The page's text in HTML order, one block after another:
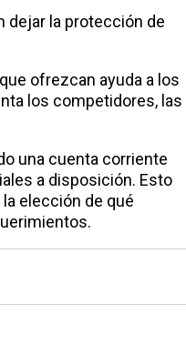
dejar la protección de
ofrezcan ayuda a los
los competidores, las
una cuenta corriente
a disposición. Esto
elección de qué